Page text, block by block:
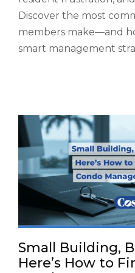
Discover the most
members make—and
smart management
Small Building,
Here’s How to